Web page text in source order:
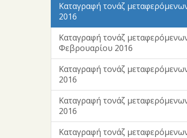
Kαταγραφή τονάζ
2016
Kαταγραφή τονάζ
Φεβρουαρίου 2016
Kαταγραφή τονάζ
2016
Kαταγραφή τονάζ
2016
Kαταγραφή τονάζ